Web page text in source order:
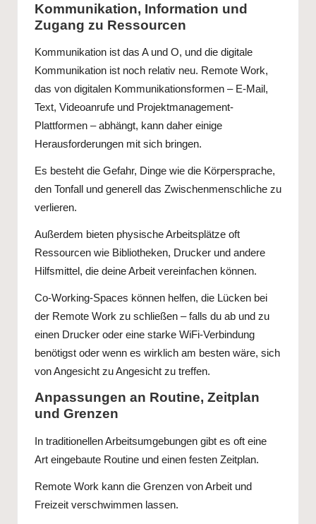
Kommunikation, Information und
Zugang zu Ressourcen
Kommunikation ist das A und O, und die digitale
Kommunikation ist noch relativ neu. Remote Work,
das von digitalen Kommunikationsformen – E-Mail,
Text, Videoanrufe und Projektmanagement-
Plattformen – abhängt, kann daher einige
Herausforderungen mit sich bringen.
Es besteht die Gefahr, Dinge wie die Körpersprache,
den Tonfall und generell das Zwischenmenschliche zu
verlieren.
Außerdem bieten physische Arbeitsplätze oft
Ressourcen wie Bibliotheken, Drucker und andere
Hilfsmittel, die deine Arbeit vereinfachen können.
Co-Working-Spaces können helfen, die Lücken bei
der Remote Work zu schließen – falls du ab und zu
einen Drucker oder eine starke WiFi-Verbindung
benötigst oder wenn es wirklich am besten wäre, sich
von Angesicht zu Angesicht zu treffen.
Anpassungen an Routine, Zeitplan
und Grenzen
In traditionellen Arbeitsumgebungen gibt es oft eine
Art eingebaute Routine und einen festen Zeitplan.
Remote Work kann die Grenzen von Arbeit und
Freizeit verschwimmen lassen.